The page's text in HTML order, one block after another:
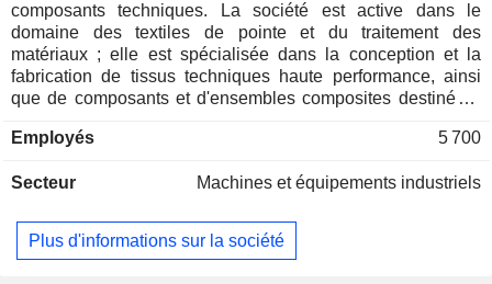
composants techniques. La société est active dans le
domaine des textiles de pointe et du traitement des
matériaux ; elle est spécialisée dans la conception et la
fabrication de tissus techniques haute performance, ainsi
que de composants et d'ensembles composites destinés à
industrielle et l'aérospatiale. Son segment « Machine
traitement à grande vitesse, indispensables à la fabrication
la forme de toiles pour machines à papier. Ce segment
fournit des courroies consommables hautement techniques,
Employés 5 700
Secteur Machines et équipements industriels
Plus d'informations sur la société